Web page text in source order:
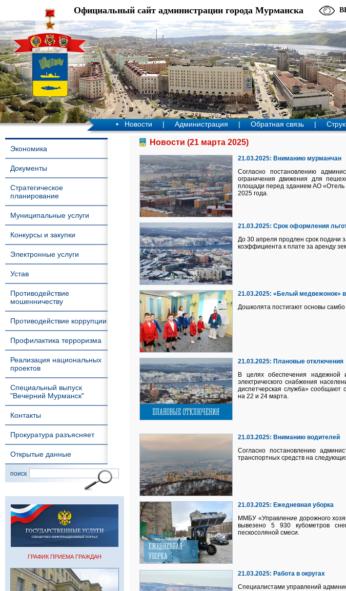
Официальный сайт администрации города Мурманска
Новости | Администрация | Обратная связь |
Экономика
Документы
Стратегическое
планирование
Муниципальные услуги
Конкурсы и закупки
Электронные услуги
Устав
Противодействие
мошенничеству
Противодействие коррупции
Профилактика терроризма
Реализация национальных
проектов
Специальный выпуск
"Вечерний Мурманск"
Контакты
Прокуратура разъясняет
Открытые данные
поиск
ГРАФИК ПРИЕМА ГРАЖДАН
Новости (21 марта 2025)
21.03.2025: Вниманию мурманчан
Согласно постановлению
ограничения движения для
площади перед зданием АО «Отель
2025 года.
21.03.2025: Срок оформления
До 30 апреля продлен срок подачи
коэффициента к плате за аренду
21.03.2025: «Белый медвежонок»
Дошколята постигают основы самбо
21.03.2025: Плановые отключения
В целях обеспечения надежной
электрического снабжения
диспетчерская служба» сообщают
на 22 и 24 марта.
21.03.2025: Вниманию водителей
Согласно постановлению
транспортных средств на
21.03.2025: Ежедневная уборка
ММБУ «Управление дорожного
вывезено 5 930 кубометров
пескосоляной смеси.
21.03.2025: Работа в округах
Специалистами управлений